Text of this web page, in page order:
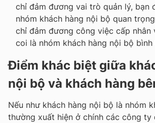
chỉ đảm đương vai trò quản lý, bạn
nhóm khách hàng nội bộ quan
chỉ đảm đương công việc cấp nhân
coi là nhóm khách hàng nội bộ bình
Điểm khác biệt giữa
nội bộ và khách hàng
Nếu như khách hàng nội bộ là nhóm
thường xuất hiện ở chính các công ty